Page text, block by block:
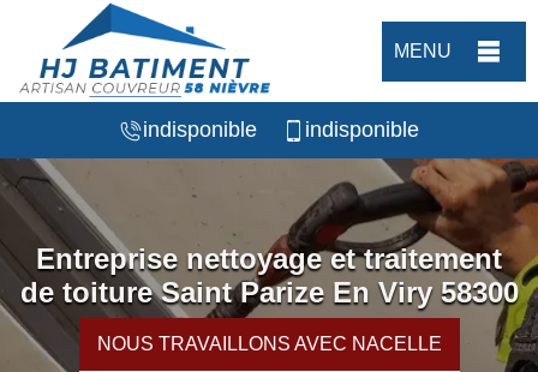
MENU
indisponible indisponible
Entreprise nettoyage et traitement
de toiture Saint Parize En Viry 58300
NOUS TRAVAILLONS AVEC NACELLE